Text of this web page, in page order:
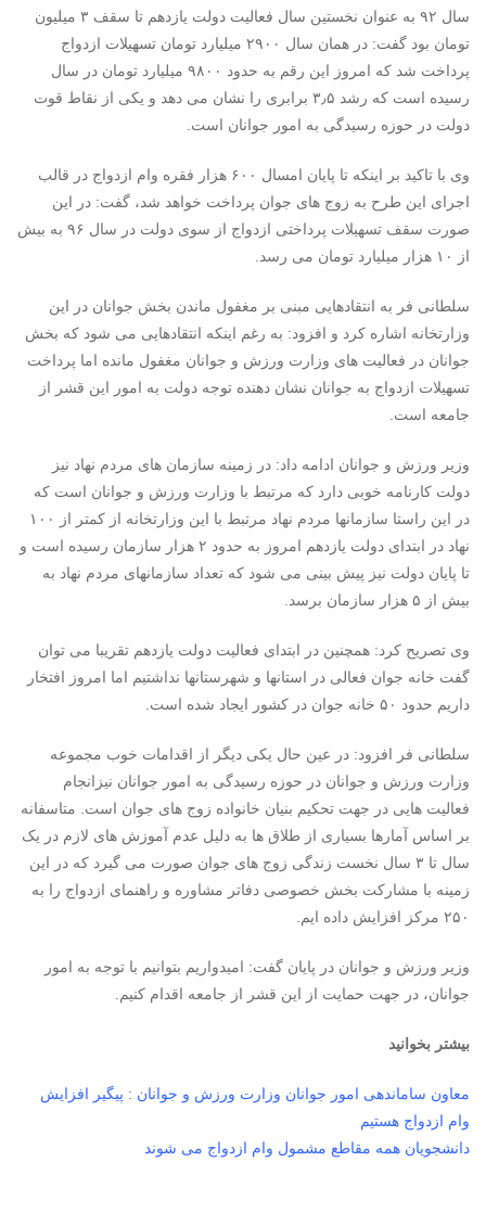
سال ۹۲ به عنوان نخستین سال فعالیت دولت یازدهم تا سقف ۳ میلیون
تومان بود گفت: در همان سال ۲۹۰۰ میلیارد تومان تسهیلات ازدواج
پرداخت شد که امروز این رقم به حدود ۹۸۰۰ میلیارد تومان در سال
رسیده است که رشد ۳٫۵ برابری را نشان می دهد و یکی از نقاط قوت
دولت در حوزه رسیدگی به امور جوانان است.
وی با تاکید بر اینکه تا پایان امسال ۶۰۰ هزار فقره وام ازدواج در قالب
اجرای این طرح به زوج های جوان پرداخت خواهد شد، گفت: در این
صورت سقف تسهیلات پرداختی ازدواج از سوی دولت در سال ۹۶ به بیش
از ۱۰ هزار میلیارد تومان می رسد.
سلطانی فر به انتقادهایی مبنی بر مغفول ماندن بخش جوانان در این
وزارتخانه اشاره کرد و افزود: به رغم اینکه انتقادهایی می شود که بخش
جوانان در فعالیت های وزارت ورزش و جوانان مغفول مانده اما پرداخت
تسهیلات ازدواج به جوانان نشان دهنده توجه دولت به امور این قشر از
جامعه است.
وزیر ورزش و جوانان ادامه داد: در زمینه سازمان های مردم نهاد نیز
دولت کارنامه خوبی دارد که مرتبط با وزارت ورزش و جوانان است که
در این راستا سازمانها مردم نهاد مرتبط با این وزارتخانه از کمتر از ۱۰۰
نهاد در ابتدای دولت یازدهم امروز به حدود ۲ هزار سازمان رسیده است و
تا پایان دولت نیز پیش بینی می شود که تعداد سازمانهای مردم نهاد به
بیش از ۵ هزار سازمان برسد.
وی تصریح کرد: همچنین در ابتدای فعالیت دولت یازدهم تقریبا می توان
گفت خانه جوان فعالی در استانها و شهرستانها نداشتیم اما امروز افتخار
داریم حدود ۵۰ خانه جوان در کشور ایجاد شده است.
سلطانی فر افزود: در عین حال یکی دیگر از اقدامات خوب مجموعه
وزارت ورزش و جوانان در حوزه رسیدگی به امور جوانان نیزانجام
فعالیت هایی در جهت تحکیم بنیان خانواده زوج های جوان است. متاسفانه
بر اساس آمارها بسیاری از طلاق ها به دلیل عدم آموزش های لازم در یک
سال تا ۳ سال نخست زندگی زوج های جوان صورت می گیرد که در این
زمینه با مشارکت بخش خصوصی دفاتر مشاوره و راهنمای ازدواج را به
۲۵۰ مرکز افزایش داده ایم.
وزیر ورزش و جوانان در پایان گفت: امیدواریم بتوانیم با توجه به امور
جوانان، در جهت حمایت از این قشر از جامعه اقدام کنیم.
بیشتر بخوانید
معاون ساماندهی امور جوانان وزارت ورزش و جوانان : پیگیر افزایش
وام ازدواج هستیم
دانشجویان همه مقاطع مشمول وام ازدواج می شوند